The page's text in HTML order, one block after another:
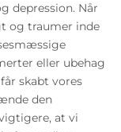
depression. Når
og traumer inde
eller ubehag
skabt vores
den
at vi